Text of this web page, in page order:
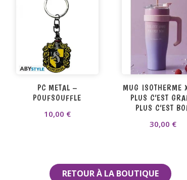
PC METAL –
POUFSOUFFLE
10,00 €
MUG ISOTHERME
PLUS C’EST
PLUS C’EST
30,00 €
RETOUR À LA BOUTIQUE